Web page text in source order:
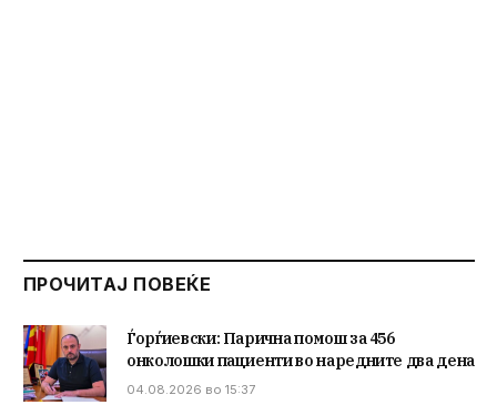
ПРОЧИТАЈ ПОВЕЌЕ
Ѓорѓиевски: Парична помош за 456
онколошки пациенти во наредните два дена
04.08.2026 во 15:37